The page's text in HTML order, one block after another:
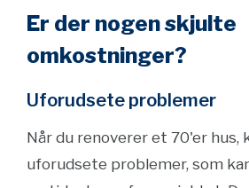
Er der nogen skjulte
omkostninger?
Uforudsete problemer
Når du renoverer et 70'er hus,
uforudsete problemer, som